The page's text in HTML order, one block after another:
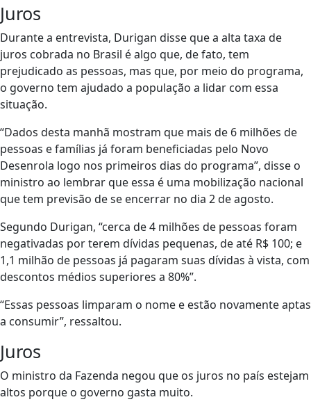
Juros
Durante a entrevista, Durigan disse que a alta taxa de
juros cobrada no Brasil é algo que, de fato, tem
prejudicado as pessoas, mas que, por meio do programa,
o governo tem ajudado a população a lidar com essa
situação.
“Dados desta manhã mostram que mais de 6 milhões de
pessoas e famílias já foram beneficiadas pelo Novo
Desenrola logo nos primeiros dias do programa”, disse o
ministro ao lembrar que essa é uma mobilização nacional
que tem previsão de se encerrar no dia 2 de agosto.
Segundo Durigan, “cerca de 4 milhões de pessoas foram
negativadas por terem dívidas pequenas, de até R$ 100; e
1,1 milhão de pessoas já pagaram suas dívidas à vista, com
descontos médios superiores a 80%”.
“Essas pessoas limparam o nome e estão novamente aptas
a consumir”, ressaltou.
Juros
O ministro da Fazenda negou que os juros no país estejam
altos porque o governo gasta muito.